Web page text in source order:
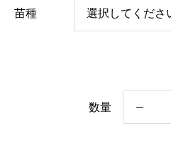
苗種
数量